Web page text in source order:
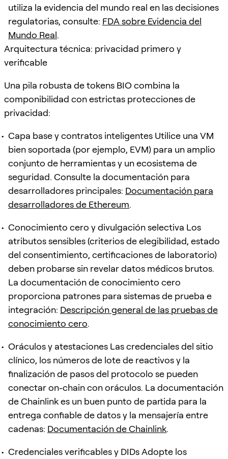
utiliza la evidencia del mundo real en las decisiones
regulatorias, consulte: FDA sobre Evidencia del
Mundo Real.
Arquitectura técnica: privacidad primero y
verificable
Una pila robusta de tokens BIO combina la
componibilidad con estrictas protecciones de
privacidad:
Capa base y contratos inteligentes Utilice una VM
bien soportada (por ejemplo, EVM) para un amplio
conjunto de herramientas y un ecosistema de
seguridad. Consulte la documentación para
desarrolladores principales: Documentación para
desarrolladores de Ethereum.
Conocimiento cero y divulgación selectiva Los
atributos sensibles (criterios de elegibilidad, estado
del consentimiento, certificaciones de laboratorio)
deben probarse sin revelar datos médicos brutos.
La documentación de conocimiento cero
proporciona patrones para sistemas de prueba e
integración: Descripción general de las pruebas de
conocimiento cero.
Oráculos y atestaciones Las credenciales del sitio
clínico, los números de lote de reactivos y la
finalización de pasos del protocolo se pueden
conectar on-chain con oráculos. La documentación
de Chainlink es un buen punto de partida para la
entrega confiable de datos y la mensajería entre
cadenas: Documentación de Chainlink.
Credenciales verificables y DIDs Adopte los